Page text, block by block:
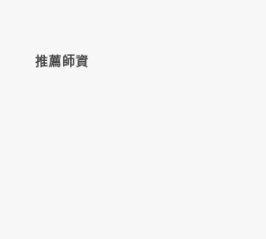
推薦師資